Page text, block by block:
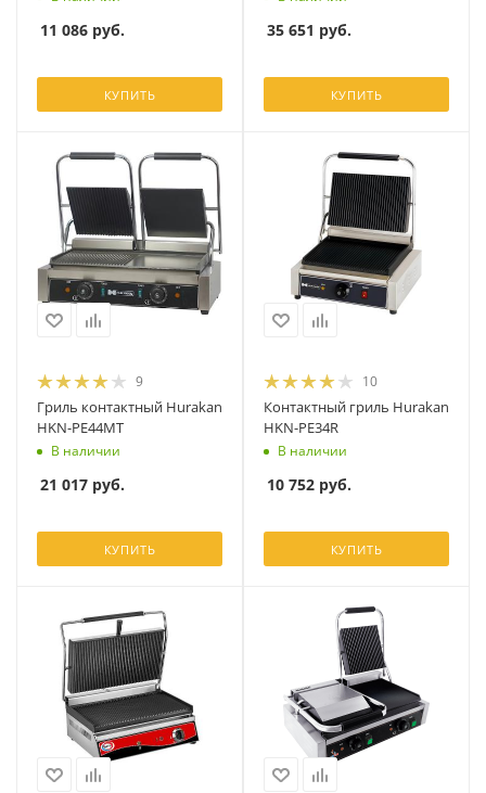
11 086 руб.
КУПИТЬ
35 651 руб.
КУПИТЬ
9
Гриль контактный Hurakan
HKN-PE44MT
В наличии
21 017 руб.
КУПИТЬ
10
Контактный гриль Hurakan
HKN-PE34R
В наличии
10 752 руб.
КУПИТЬ